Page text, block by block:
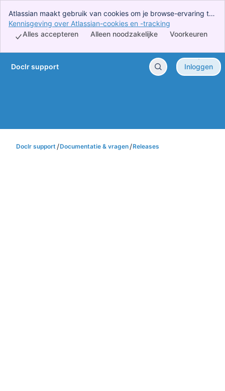
Atlassian maakt gebruik van cookies om je browse-ervaring te
verbeteren, analyses en onderzoek uit te voeren en reclame te
maken. Accepteer alle cookies om aan te geven dat je akkoord
Kennisgeving over Atlassian-cookies en -tracking
Voorkeuren
Alleen noodzakelijke
Alles accepteren
Ga door naar belangrijkste inhoud
Doclr support Inloggen
Doclr support Documentatie & vragen Releases